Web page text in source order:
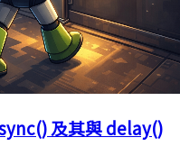
及其與 delay()